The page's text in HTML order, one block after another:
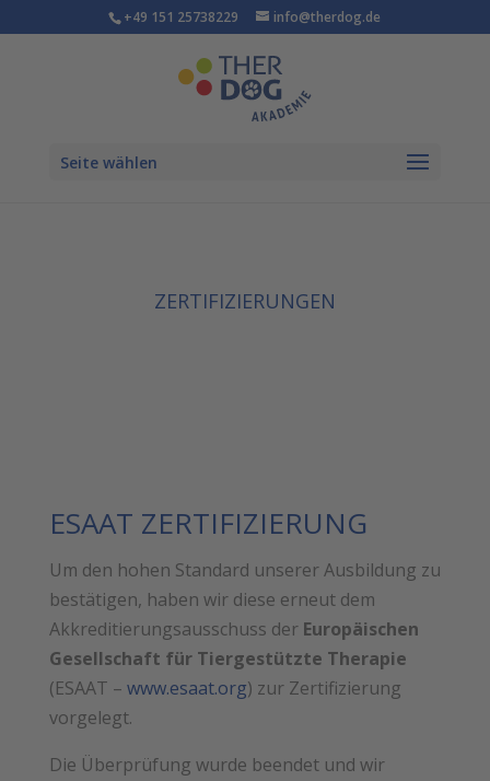
+49 151 25738229 info@therdog.de
Seite wählen
ZERTIFIZIERUNGEN
ESAAT ZERTIFIZIERUNG
Um den hohen Standard unserer Ausbildung zu
bestätigen, haben wir diese erneut dem
Akkreditierungsausschuss der Europäischen
Gesellschaft für Tiergestützte Therapie
(ESAAT – www.esaat.org) zur Zertifizierung
vorgelegt.
Die Überprüfung wurde beendet und wir